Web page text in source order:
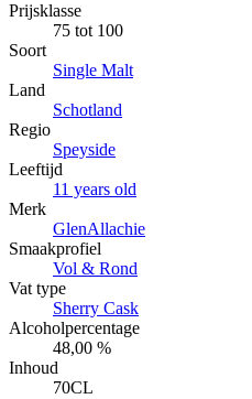
Prijsklasse
75 tot 100
Soort
Single Malt
Land
Schotland
Regio
Speyside
Leeftijd
11 years old
Merk
GlenAllachie
Smaakprofiel
Vol & Rond
Vat type
Sherry Cask
Alcoholpercentage
48,00 %
Inhoud
70CL